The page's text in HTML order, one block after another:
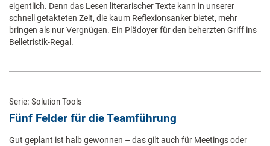
eigentlich. Denn das Lesen literarischer Texte kann in unserer
schnell getakteten Zeit, die kaum Reflexionsanker bietet, mehr
bringen als nur Vergnügen. Ein Plädoyer für den beherzten Griff ins
Belletristik-Regal.
Serie: Solution Tools
Fünf Felder für die Teamführung
Gut geplant ist halb gewonnen – das gilt auch für Meetings oder